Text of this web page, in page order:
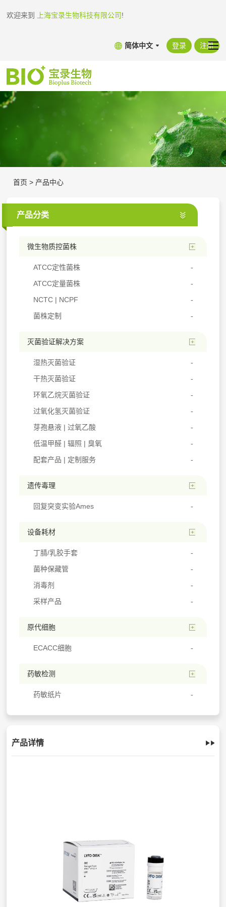
欢迎来到 上海宝录生物科技有限公司!
简体中文 登录 注册
首页 > 产品中心
产品分类
微生物质控菌株
ATCC定性菌株
ATCC定量菌株
NCTC | NCPF
菌株定制
灭菌验证解决方案
湿热灭菌验证
干热灭菌验证
环氧乙烷灭菌验证
过氧化氢灭菌验证
芽孢悬液 | 过氧乙酸
低温甲醛 | 辐照 | 臭氧
配套产品 | 定制服务
遗传毒理
回复突变实验Ames
设备耗材
丁腈/乳胶手套
菌种保藏管
消毒剂
采样产品
原代细胞
ECACC细胞
药敏检测
药敏纸片
产品详情